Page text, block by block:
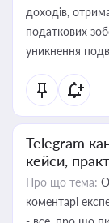
доходів,
податкових
уникнення
Telegram
кейси,
Про що тема:
коментарі